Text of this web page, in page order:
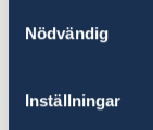
Nödvändig
Inställningar
stöd från
Artikel om
regeringen.se